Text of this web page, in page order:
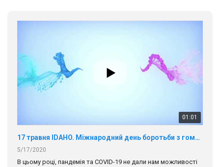
5/17/2020
В цьому році, пандемія та COVІD-19 не дали нам можливості
провести вуличні акції. Наше відео-звернення про те, що
навіть коли ми у різних містах та не можемо зустрінеться, ми
Разом наш голос лунає гучніше!
423 Просмотров